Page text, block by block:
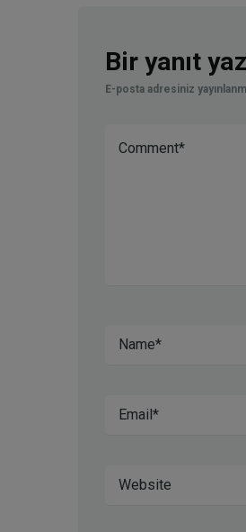
Bir yanıt
E-posta adresiniz